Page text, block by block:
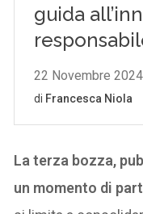
La terza bozza,
un momento di